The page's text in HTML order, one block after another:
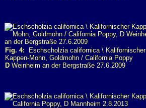
Fig. 4: Eschscholzia californica \ Kalifornischer
Kappen-Mohn, Goldmohn / California Poppy
D Weinheim an der Bergstraße 27.6.2009